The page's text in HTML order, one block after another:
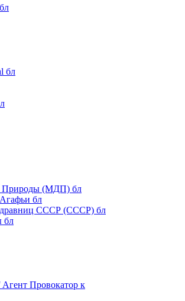
бл
Природы (МДП) бл
бл
СССР (СССР) бл
бл
Агент Провокатор к